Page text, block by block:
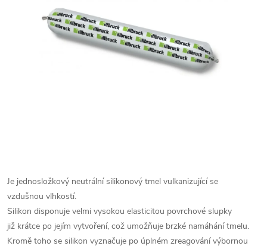
Je jednosložkový neutrální silikonový tmel vulkanizující se
vzdušnou vlhkostí.
Silikon disponuje velmi vysokou elasticitou povrchové slupky
již krátce po jejím vytvoření, což umožňuje brzké namáhání tmelu.
Kromě toho se silikon vyznačuje po úplném zreagování výbornou